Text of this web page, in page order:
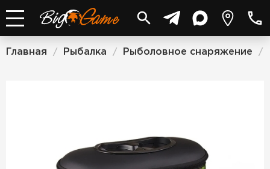
Главная / Рыбалка / Рыболовное снаряжение /